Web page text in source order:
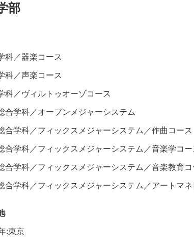
部
科／器楽コース
科／声楽コース
科／ヴィルトゥオーゾコース
合学科／オープンメジャーシステム
合学科／フィックスメジャーシステム／作曲コース
合学科／フィックスメジャーシステム／音楽学コー
合学科／フィックスメジャーシステム／音楽教育コ
合学科／フィックスメジャーシステム／アートマ
:東京